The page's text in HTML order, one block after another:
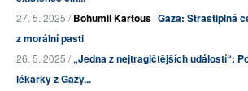
27. 5. 2025 /Bohumil Kartous Gaza: Strastiplná
z morální pasti
26. 5. 2025 /„Jedna z nejtragičtějších událostí“:
lékařky z Gazy...